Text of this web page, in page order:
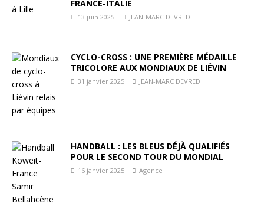
FRANCE-ITALIE
13 juin 2025 JEAN-MARC DEVRED
CYCLO-CROSS : UNE PREMIÈRE MÉDAILLE
TRICOLORE AUX MONDIAUX DE LIÉVIN
31 janvier 2025 JEAN-MARC DEVRED
HANDBALL : LES BLEUS DÉJÀ QUALIFIÉS
POUR LE SECOND TOUR DU MONDIAL
16 janvier 2025 Agence